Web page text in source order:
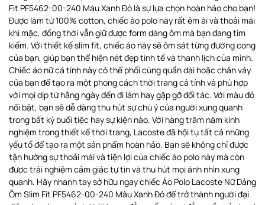
Fit PF5462-00-240 Màu Xanh Đỏ là sự lựa chọn hoàn hảo cho bạn!
Được làm từ 100% cotton, chiếc áo polo này rất êm ái và thoải mái
khi mặc, đồng thời vẫn giữ được form dáng ôm mà bạn đang tìm
kiếm. Với thiết kế slim fit, chiếc áo này sẽ ôm sát từng đường cong
của bạn, giúp bạn thể hiện nét đẹp tinh tế và thanh lịch của mình.
Chiếc áo nữ cá tính này có thể phối cùng quần dài hoặc chân váy
của bạn để tạo ra một phong cách thời trang cá tính và phù hợp
với mọi dịp từ hằng ngày đến đi làm hay gặp gỡ đối tác. Với màu đỏ
nổi bật, bạn sẽ dễ dàng thu hút sự chú ý của người xung quanh
trong bất kỳ buổi tiệc hay sự kiện nào. Với hàng trăm năm kinh
nghiệm trong thiết kế thời trang, Lacoste đã hội tụ tất cả những
yếu tố để tạo ra một sản phẩm hoàn hảo. Bạn sẽ không chỉ được
tận hưởng sự thoải mái và tiện lợi của chiếc áo polo này mà còn
được trải nghiệm cảm giác tự tin và thu hút mọi ánh nhìn xung
quanh. Hãy nhanh tay sở hữu ngay chiếc Áo Polo Lacoste Nữ Dáng
Ôm Slim Fit PF5462-00-240 Màu Xanh Đỏ để trở thành người đại